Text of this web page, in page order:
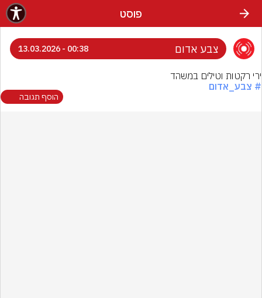
פוסט
צבע אדום 00:38 - 13.03.2026
ירי רקטות וטילים במשהד
# צבע_אדום
הוסף תגובה